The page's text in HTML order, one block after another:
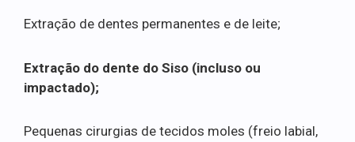
Extração de dentes permanentes e de leite;
Extração do dente do Siso (incluso ou
impactado);
Pequenas cirurgias de tecidos moles (freio labial,